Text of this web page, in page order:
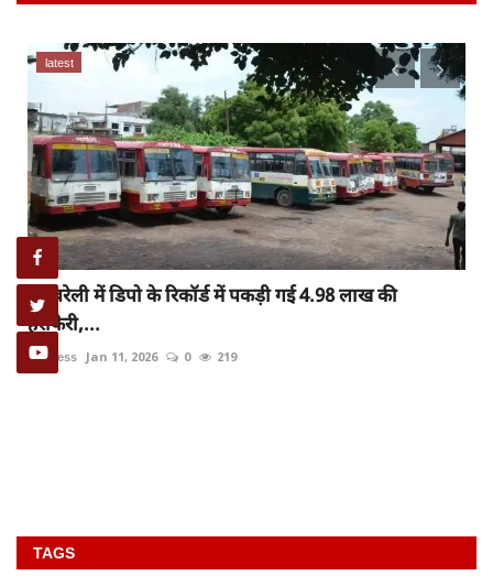
latest
रायबरेली में डिपो के रिकॉर्ड में पकड़ी गई 4.98 लाख की
हेराफेरी,...
rexpress Jan 11, 2026 0 219
TAGS